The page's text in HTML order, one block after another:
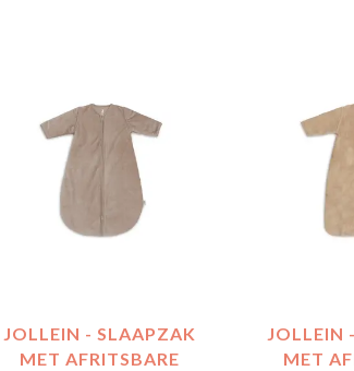
JOLLEIN - SLAAPZAK
MET AFRITSBARE
JOLLEIN
MET